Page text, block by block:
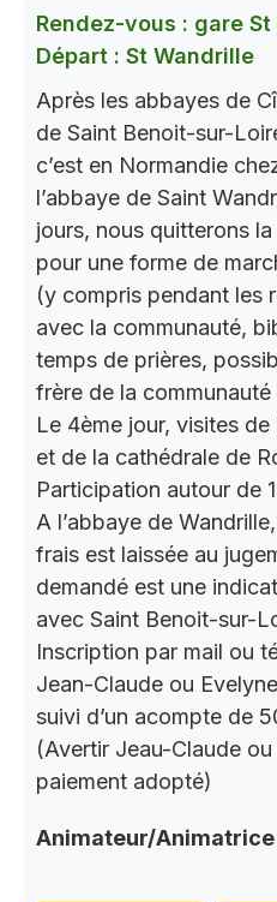
Rendez-vous : gare St
Départ : St Wandrille
Après les abbayes de
de Saint Benoit-sur-
c’est en Normandie
l’abbaye de Saint
jours, nous quitterons
pour une forme de
(y compris pendant les
avec la communauté,
temps de prières,
frère de la
Le 4ème jour, visites
et de la cathédrale de
Participation autour de
A l’abbaye de
frais est laissée au
demandé est une
avec Saint Benoit-sur-
Inscription par mail ou
Jean-Claude ou
suivi d’un acompte de
(Avertir Jeau-Claude
paiement adopté)
Animateur/Animatrice